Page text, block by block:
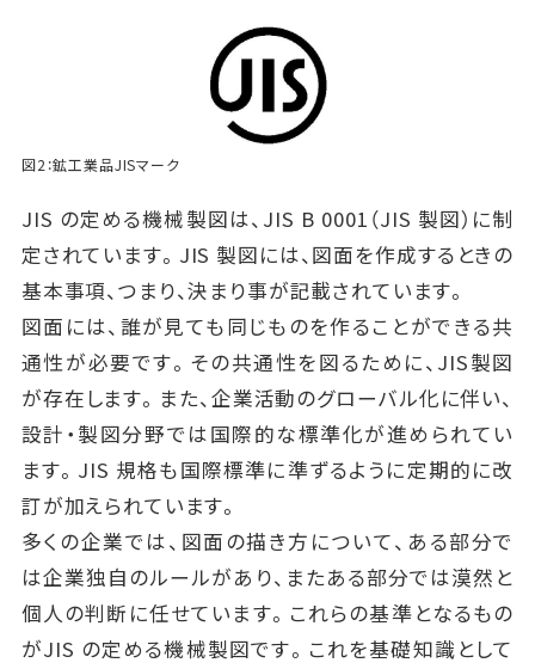
図2：鉱工業品JISマーク
JIS の定める機械製図は、JIS B 0001（JIS 製図）に制
定されています。JIS 製図には、図面を作成するときの
基本事項、つまり、決まり事が記載されています。
図面には、誰が見ても同じものを作ることができる共
通性が必要です。その共通性を図るために、JIS製図
が存在します。また、企業活動のグローバル化に伴い、
設計・製図分野では国際的な標準化が進められてい
ます。JIS 規格も国際標準に準ずるように定期的に改
訂が加えられています。
多くの企業では、図面の描き方について、ある部分で
は企業独自のルールがあり、またある部分では漠然と
個人の判断に任せています。これらの基準となるもの
がJIS の定める機械製図です。これを基礎知識として